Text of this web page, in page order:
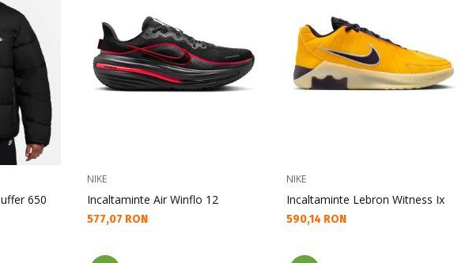
650
NIKE
Incaltaminte Air Winflo 12
Текуща цена:
577,07 RON
NIKE
Incaltaminte Lebron Witness Ix
Текуща цена:
590,14 RON